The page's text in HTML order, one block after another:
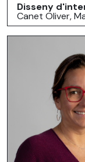
Disseny
Canet Oliver,